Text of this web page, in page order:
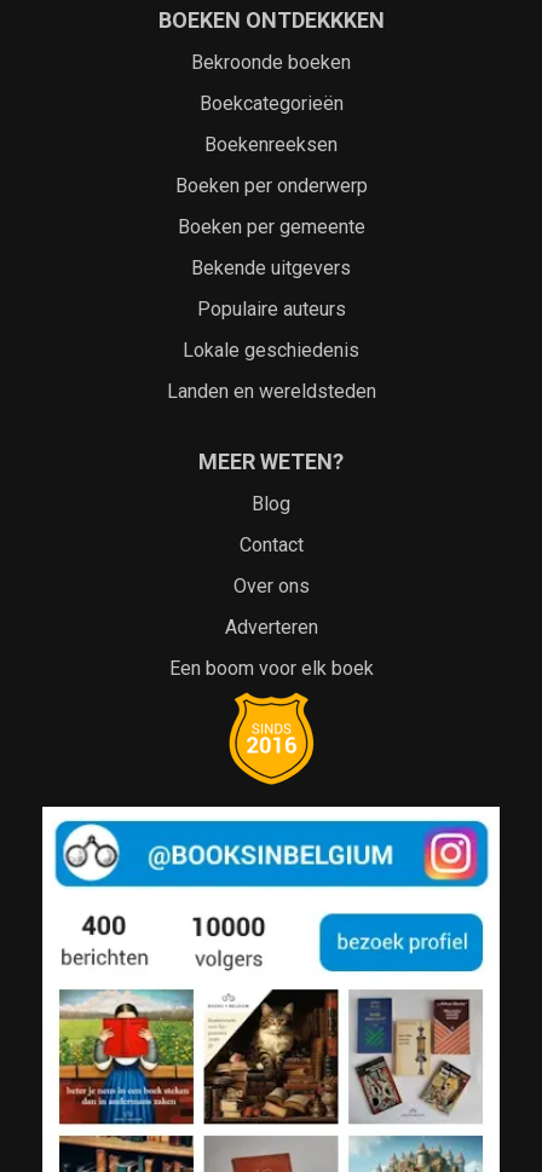
BOEKEN ONTDEKKKEN
Bekroonde boeken
Boekcategorieën
Boekenreeksen
Boeken per onderwerp
Boeken per gemeente
Bekende uitgevers
Populaire auteurs
Lokale geschiedenis
Landen en wereldsteden
MEER WETEN?
Blog
Contact
Over ons
Adverteren
Een boom voor elk boek